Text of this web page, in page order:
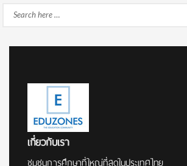
Search
เกี่ยวกับเรา